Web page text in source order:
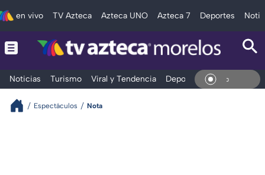
en vivo TV Azteca Azteca UNO Azteca 7 Deportes
Noticias Turismo Viral y Tendencia Deportes Espectáculos
En
Espectáculos Nota